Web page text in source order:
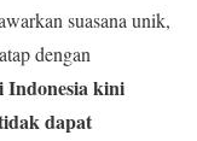
suasana unik,
dengan
Indonesia kini
dapat